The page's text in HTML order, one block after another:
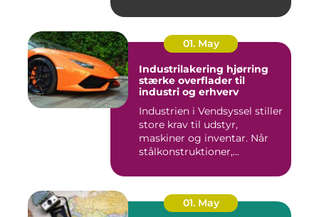
01. May
Industrilakering hjørring
stærke overflader til
industri og erhverv
Industrien i Vendsyssel stiller
store krav til udstyr,
maskiner og inventar. Når
stålkonstruktioner,...
01. May